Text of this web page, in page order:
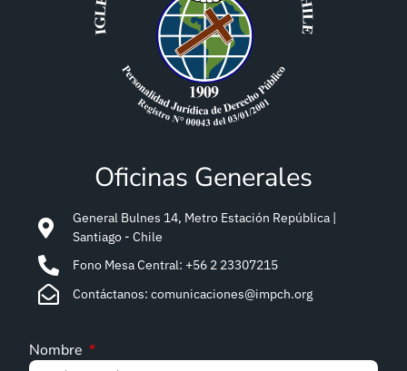
Oficinas Generales
General Bulnes 14, Metro Estación República |
Santiago - Chile
Fono Mesa Central: +56 2 23307215
Contáctanos: comunicaciones@impch.org
Nombre